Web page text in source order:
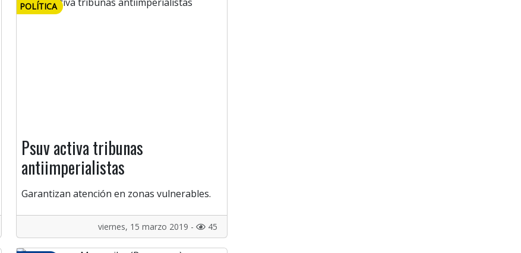
POLÍTICA
Psuv activa tribunas
antiimperialistas
Garantizan atención en zonas vulnerables.
viernes, 15 marzo 2019 - 45